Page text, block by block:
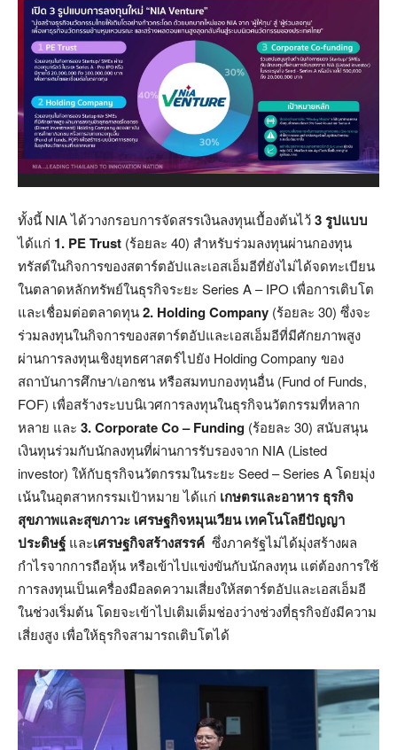
ทั้งนี้ NIA ได้วางกรอบการจัดสรรเงินลงทุนเบื้องต้นไว้3 รูปแบบ
ได้แก่ 1. PE Trust (ร้อยละ 40) สำหรับร่วมลงทุนผ่านกองทุน
ทรัสต์ในกิจการของสตาร์ตอัปและเอสเอ็มอีที่ยังไม่ได้จดทะเบียน
ในตลาดหลักทรัพย์ในธุรกิจระยะ Series A – IPO เพื่อการเติบโต
และเชื่อมต่อตลาดทุน2. Holding Company (ร้อยละ 30) ซึ่งจะ
ร่วมลงทุนในกิจการของสตาร์ตอัปและเอสเอ็มอีที่มีศักยภาพสูง
ผ่านการลงทุนเชิงยุทธศาสตร์ไปยัง Holding Company ของ
สถาบันการศึกษา/เอกชน หรือสมทบกองทุนอื่น (Fund of Funds,
FOF) เพื่อสร้างระบบนิเวศการลงทุนในธุรกิจนวัตกรรมที่หลาก
หลาย และ 3.Corporate Co – Funding (ร้อยละ 30) สนับสนุน
เงินทุนร่วมกับนักลงทุนที่ผ่านการรับรองจาก NIA (Listed
investor) ให้กับธุรกิจนวัตกรรมในระยะ Seed – Series A โดยมุ่ง
เน้นในอุตสาหกรรมเป้าหมาย ได้แก่ เกษตรและอาหาร ธุรกิจ
สุขภาพและสุขภาวะ เศรษฐกิจหมุนเวียน เทคโนโลยีปัญญา
ประดิษฐ์ และเศรษฐกิจสร้างสรรค์ ซึ่งภาครัฐไม่ได้มุ่งสร้างผล
กำไรจากการถือหุ้น หรือเข้าไปแข่งขันกับนักลงทุน แต่ต้องการใช้
การลงทุนเป็นเครื่องมือลดความเสี่ยงให้สตาร์ตอัปและเอสเอ็มอี
ในช่วงเริ่มต้น โดยจะเข้าไปเติมเต็มช่องว่างช่วงที่ธุรกิจยังมีความ
เสี่ยงสูง เพื่อให้ธุรกิจสามารถเติบโตได้